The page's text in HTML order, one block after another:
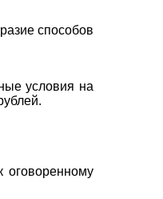
способов
условия на
оговоренному